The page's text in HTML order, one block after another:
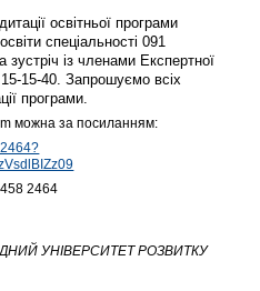
освітньої програми
спеціальності 091
зустріч із членами Експертної
15-40. Запрошуємо всіх
програми.
можна за посиланням:
2464
УНІВЕРСИТЕТ РОЗВИТКУ